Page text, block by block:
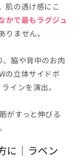
肌の透け感にこ
で最もラグジュ
りません。
脇や背中のお肉
の立体サイドボ
インを演出。
がすっと伸びる
に｜ラベン